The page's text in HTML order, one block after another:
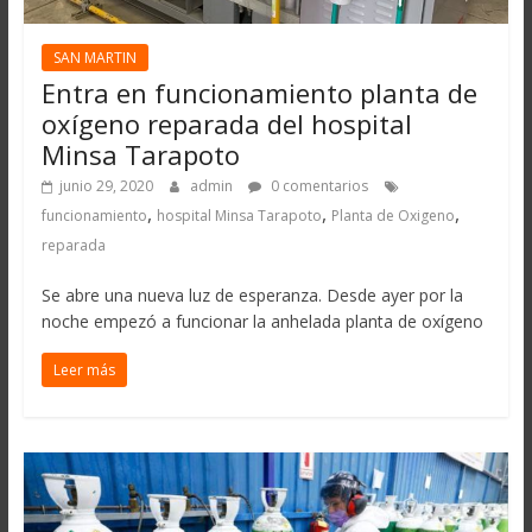
SAN MARTIN
Entra en funcionamiento planta de
oxígeno reparada del hospital
Minsa Tarapoto
junio 29, 2020 admin
0 comentarios
funcionamiento, hospital Minsa Tarapoto, Planta de Oxigeno,
reparada
Se abre una nueva luz de esperanza. Desde ayer por la
noche empezó a funcionar la anhelada planta de oxígeno
Leer más